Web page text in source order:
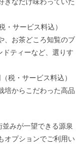
・サービス料込）
、お茶どころ知覧のブ
ドティーなど、選りす
税・サービス料込）
培からこだわった高品
みが一望できる源泉
オプションでご利用い